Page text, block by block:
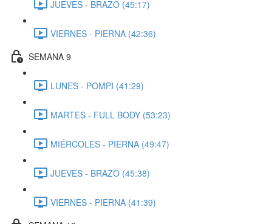
JUEVES - BRAZO (45:17)
VIERNES - PIERNA (42:36)
SEMANA 9
LUNES - POMPI (41:29)
MARTES - FULL BODY (53:23)
MIÉRCOLES - PIERNA (49:47)
JUEVES - BRAZO (45:38)
VIERNES - PIERNA (41:39)